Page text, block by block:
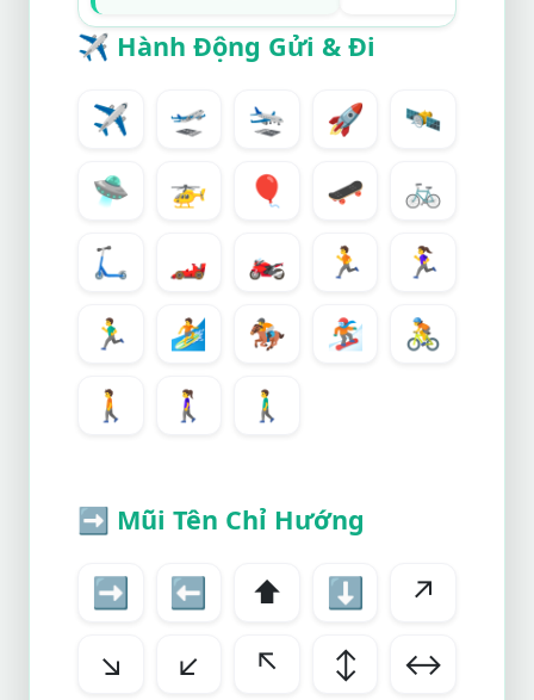
✈️ Hành Động Gửi & Đi
✈️ 🛫 🛬 🚀
🛰️
🛸
🚁 🎈 🛹
🚲
🛴
🏎️ 🏍️ 🏃
🏃‍♀️
🏃‍♂️
🏄 🏇 🏂
🚴
🚶
🚶‍♀️ 🚶‍♂️
➡️ Mũi Tên Chỉ Hướng
➡️ ⬅️ ⬆️ ⬇️
↗️
↘️
↙️ ↖️ ↕️
↔️